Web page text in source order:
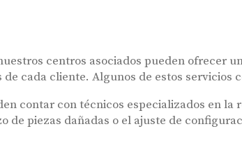
centros asociados pueden ofrecer
cada cliente. Algunos de estos servicios
contar con técnicos especializados en la
piezas dañadas o el ajuste de